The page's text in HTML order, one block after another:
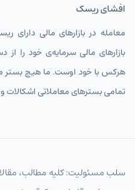
افشای ریسک
معامله در بازارهای مالی دارای
بازارهای مالی سرمایه‌ی خود را
هرکس با خود اوست. ما هیچ بستر
تمامی بسترهای معاملاتی اشکالات
سلب مسئولیت: کلیه مطالب،